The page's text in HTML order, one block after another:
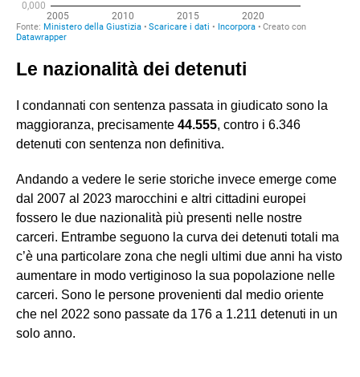
Le nazionalità dei detenuti
I condannati con sentenza passata in giudicato sono la
maggioranza, precisamente 44.555, contro i 6.346
detenuti con sentenza non definitiva.
Andando a vedere le serie storiche invece emerge come
dal 2007 al 2023 marocchini e altri cittadini europei
fossero le due nazionalità più presenti nelle nostre
carceri. Entrambe seguono la curva dei detenuti totali ma
c’è una particolare zona che negli ultimi due anni ha visto
aumentare in modo vertiginoso la sua popolazione nelle
carceri. Sono le persone provenienti dal medio oriente
che nel 2022 sono passate da 176 a 1.211 detenuti in un
solo anno.